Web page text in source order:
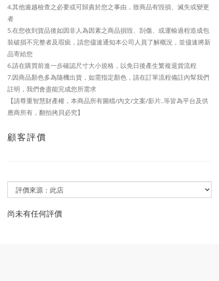
4.其他逾越檢查之必要或可歸責於您之事由，致商品有毀損、滅失或變更
者
5.在您收到貨品後如因非人為因素之商品損毀、刮傷、或運輸過程造成包
裝破損不完整者及瑕疵，請您儘速通知本公司人員了解概況，並儘速將新
品寄給您
6.請在購買前進一步確認尺寸大小規格，以免日後產生繁複退貨流程
7.因商品顏色多為隨機出貨，如需指定顏色，請在訂單流程備註內幫我們
註明，我們會盡能完成您所需求
【請尊重智慧財產權，本商品所有圖檔/內文/文案/影片..等皆為平台及供
應商所有，翻拍拷貝必究】
顧客評價
尚未有任何評價